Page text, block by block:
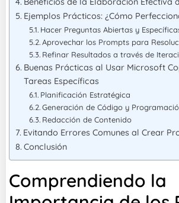
Ejemplos Prácticos: ¿Cómo
Hacer Preguntas Abiertas y
Aprovechar los Prompts para
Refinar Resultados a través de
Buenas Prácticas al Usar Microsoft
Tareas Específicas
Planificación Estratégica
Generación de Código y
Redacción de Contenido
Evitando Errores Comunes al Crear
Conclusión
Comprendiendo la